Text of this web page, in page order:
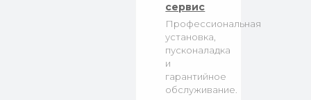
сервис
Профессиональная
установка,
пусконаладка
и
гарантийное
обслуживание.